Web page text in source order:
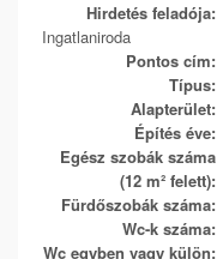
Hirdetés feladója:
Ingatlaniroda
Pontos cím:
Típus:
Alapterület:
Építés éve:
Egész szobák száma
(12 m² felett):
Fürdőszobák száma:
Wc-k száma:
Wc egyben vagy külön: